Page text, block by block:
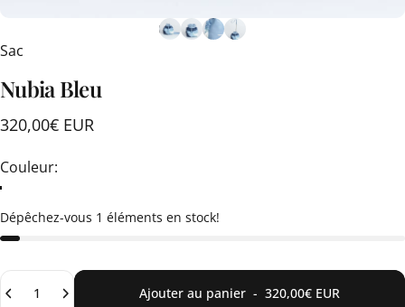
Sac
Nubia Bleu
320,00€ EUR
Couleur
Couleur:
Dépêchez-vous 1 éléments en stock!
Quantité
Ajouter au panier - 320,00€ EUR